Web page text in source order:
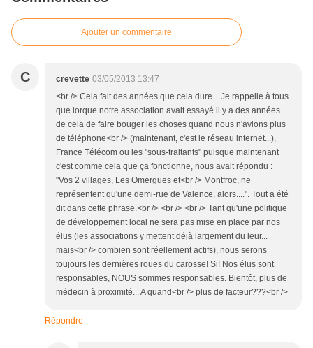
Ajouter un commentaire
C crevette 03/05/2013 13:47
<br /> Cela fait des années que cela dure... Je rappelle à tous
que lorque notre association avait essayé il y a des années
de cela de faire bouger les choses quand nous n'avions plus
de téléphone<br /> (maintenant, c'est le réseau internet...),
France Télécom ou les "sous-traitants" puisque maintenant
c'est comme cela que ça fonctionne, nous avait répondu :
"Vos 2 villages, Les Omergues et<br /> Montfroc, ne
représentent qu'une demi-rue de Valence, alors....". Tout a été
dit dans cette phrase.<br /> <br /> <br /> Tant qu'une politique
de développement local ne sera pas mise en place par nos
élus (les associations y mettent déjà largement du leur...
mais<br /> combien sont réellement actifs), nous serons
toujours les dernières roues du carosse! Si! Nos élus sont
responsables, NOUS sommes responsables. Bientôt, plus de
médecin à proximité... A quand<br /> plus de facteur???<br />
Répondre